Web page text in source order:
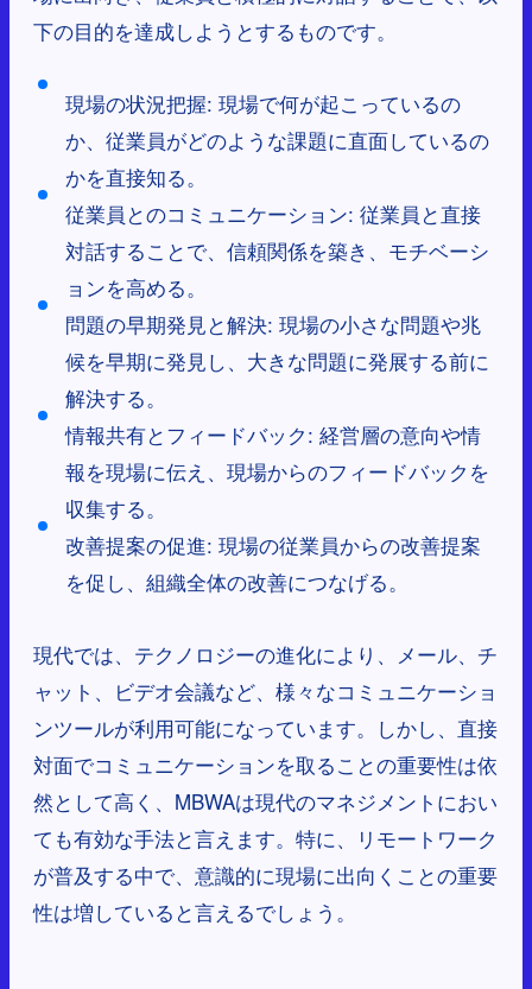
下の目的を達成しようとするものです。
現場の状況把握: 現場で何が起こっているの
か、従業員がどのような課題に直面しているの
かを直接知る。
従業員とのコミュニケーション: 従業員と直接
対話することで、信頼関係を築き、モチベーシ
ョンを高める。
問題の早期発見と解決: 現場の小さな問題や兆
候を早期に発見し、大きな問題に発展する前に
解決する。
情報共有とフィードバック: 経営層の意向や情
報を現場に伝え、現場からのフィードバックを
収集する。
改善提案の促進: 現場の従業員からの改善提案
を促し、組織全体の改善につなげる。
現代では、テクノロジーの進化により、メール、チ
ャット、ビデオ会議など、様々なコミュニケーショ
ンツールが利用可能になっています。しかし、直接
対面でコミュニケーションを取ることの重要性は依
然として高く、MBWAは現代のマネジメントにおい
ても有効な手法と言えます。特に、リモートワーク
が普及する中で、意識的に現場に出向くことの重要
性は増していると言えるでしょう。